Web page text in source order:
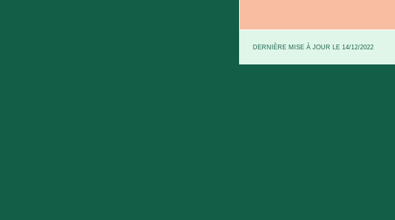
DERNIÈRE MISE À JOUR LE 14/12/2022